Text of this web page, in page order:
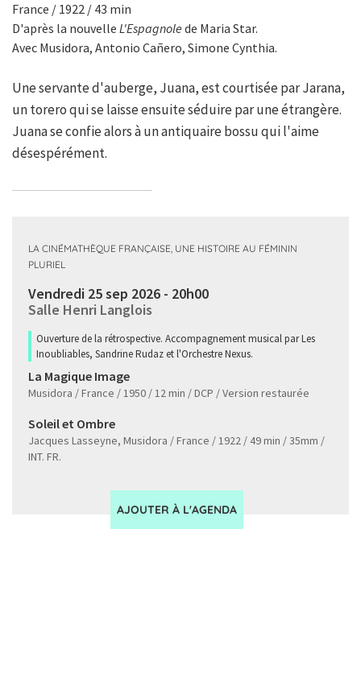
France / 1922 / 43 min
D'après la nouvelle L'Espagnole de Maria Star.
Avec Musidora, Antonio Cañero, Simone Cynthia.
Une servante d'auberge, Juana, est courtisée par Jarana,
un torero qui se laisse ensuite séduire par une étrangère.
Juana se confie alors à un antiquaire bossu qui l'aime
désespérément.
LA CINÉMATHÈQUE FRANÇAISE, UNE HISTOIRE AU FÉMININ
PLURIEL
Vendredi 25 sep 2026 - 20h00
Salle Henri Langlois
Ouverture de la rétrospective. Accompagnement musical par Les
Inoubliables, Sandrine Rudaz et l'Orchestre Nexus.
La Magique Image
Musidora / France / 1950 / 12 min / DCP / Version restaurée
Soleil et Ombre
Jacques Lasseyne, Musidora / France / 1922 / 49 min / 35mm /
INT. FR.
AJOUTER À L'AGENDA